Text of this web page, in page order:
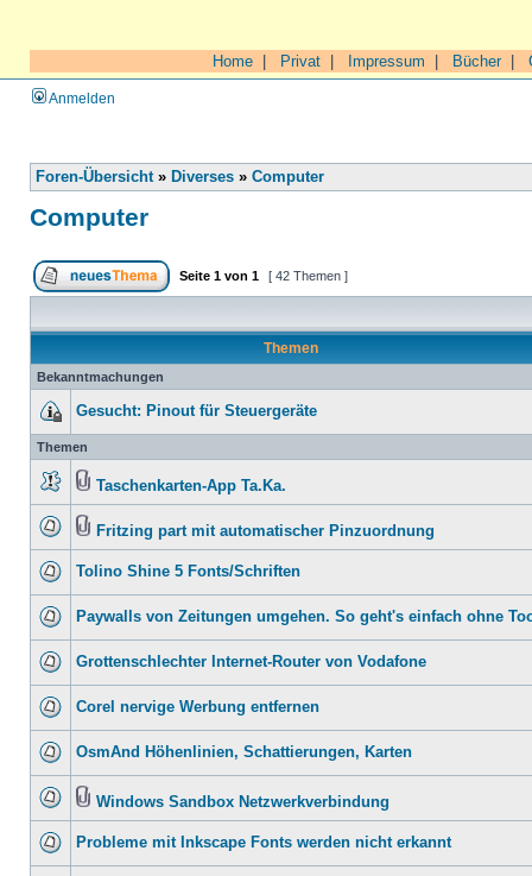
Home Privat Impressum Bücher|
Anmelden
Foren-Übersicht» Diverses » Computer
Computer
Seite 1 von 1 [ 42 Themen ]
Themen
Bekanntmachungen
Gesucht: Pinout für Steuergeräte
Themen
Taschenkarten-App Ta.Ka.
Fritzing part mit automatischer Pinzuordnung
Tolino Shine 5 Fonts/Schriften
Paywalls von Zeitungen umgehen. So geht's einfach ohne
Grottenschlechter Internet-Router von Vodafone
Corel nervige Werbung entfernen
OsmAnd Höhenlinien, Schattierungen, Karten
Windows Sandbox Netzwerkverbindung
Probleme mit Inkscape Fonts werden nicht erkannt